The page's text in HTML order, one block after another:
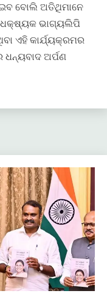
ବୋଲି ଅତିଥିମାନେ
ଭାଗ୍ୟଲିପି
ଏହି କାର୍ଯ୍ୟକ୍ରମର
ଅର୍ପଣ